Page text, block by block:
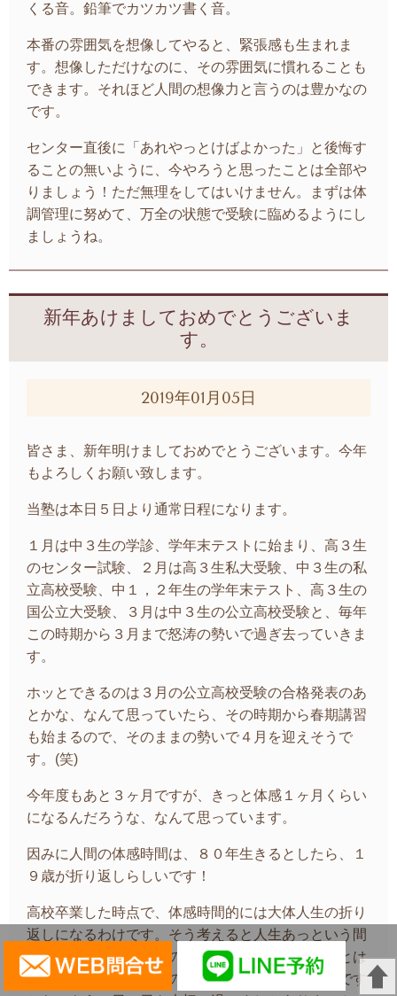
くる音。鉛筆でカツカツ書く音。
本番の雰囲気を想像してやると、緊張感も生まれま
す。想像しただけなのに、その雰囲気に慣れることも
できます。それほど人間の想像力と言うのは豊かなの
です。
センター直後に「あれやっとけばよかった」と後悔す
ることの無いように、今やろうと思ったことは全部や
りましょう！ただ無理をしてはいけません。まずは体
調管理に努めて、万全の状態で受験に臨めるようにし
ましょうね。
新年あけましておめでとうございま
す。
2019年01月05日
皆さま、新年明けましておめでとうございます。今年
もよろしくお願い致します。
当塾は本日５日より通常日程になります。
１月は中３生の学診、学年末テストに始まり、高３生
のセンター試験、２月は高３生私大受験、中３生の私
立高校受験、中１，２年生の学年末テスト、高３生の
国公立大受験、３月は中３生の公立高校受験と、毎年
この時期から３月まで怒涛の勢いで過ぎ去っていきま
す。
ホッとできるのは３月の公立高校受験の合格発表のあ
とかな、なんて思っていたら、その時期から春期講習
も始まるので、そのままの勢いで４月を迎えそうで
す。(笑)
今年度もあと３ヶ月ですが、きっと体感１ヶ月くらい
になるんだろうな、なんて思っています。
因みに人間の体感時間は、８０年生きるとしたら、１
９歳が折り返しらしいです！
高校卒業した時点で、体感時間的には大体人生の折り
返しになるわけです。そう考えると人生あっという間
です！この２０１９年の１年はもう二度と来ることは
ありません。その上矢のように過ぎ去っていくのです